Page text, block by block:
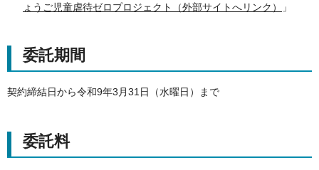
ょうご児童虐待ゼロプロジェクト（外部サイトへリンク）
」
委託期間
契約締結日から令和9年3月31日（水曜日）まで
委託料